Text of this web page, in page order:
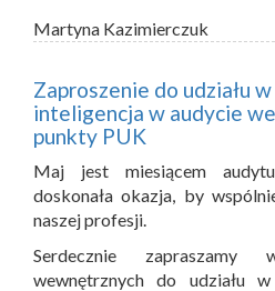
Martyna Kazimierczuk
Zaproszenie do udziału
inteligencja w audycie
punkty PUK
Maj jest miesiącem
doskonała okazja, by
naszej profesji.
Serdecznie zapraszamy
wewnętrznych do udziału